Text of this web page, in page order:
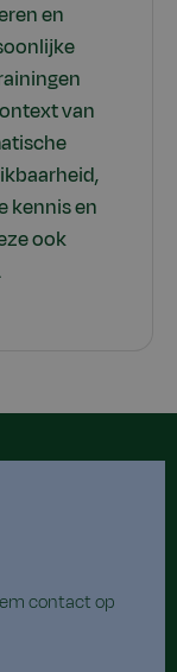
en
van
kennis en
ook
contact op